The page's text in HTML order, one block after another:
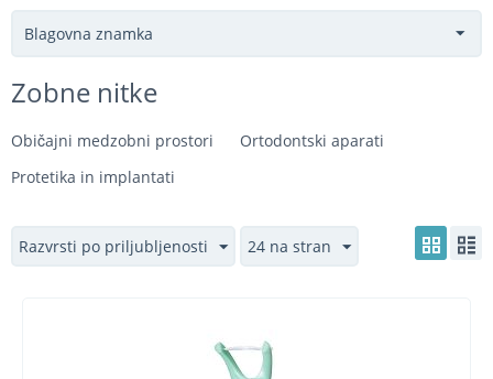
Blagovna znamka
Zobne nitke
Običajni medzobni prostori
Ortodontski aparati
Protetika in implantati
Razvrsti po priljubljenosti 24 na stran